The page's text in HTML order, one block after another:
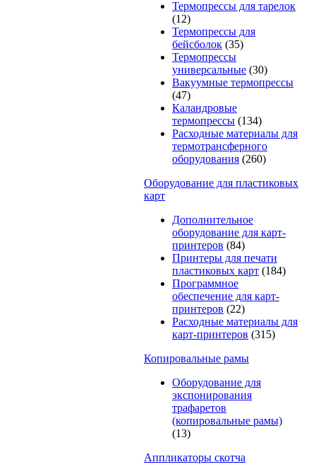
Термопрессы для тарелок
(12)
Термопрессы для
бейсболок (35)
Термопрессы
универсальные (30)
Вакуумные термопрессы
(47)
Каландровые
термопрессы (134)
Расходные материалы для
термотрансферного
оборудования (260)
Оборудование для пластиковых
карт
Дополнительное
оборудование для карт-
принтеров (84)
Принтеры для печати
пластиковых карт (184)
Программное
обеспечение для карт-
принтеров (22)
Расходные материалы для
карт-принтеров (315)
Копировальные рамы
Оборудование для
экспонирования
трафаретов
(копировальные рамы)
(13)
Аппликаторы скотча